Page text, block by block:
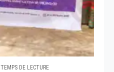
DE LECTURE